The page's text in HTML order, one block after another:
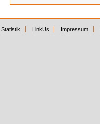
Statistik LinkUs Impressum